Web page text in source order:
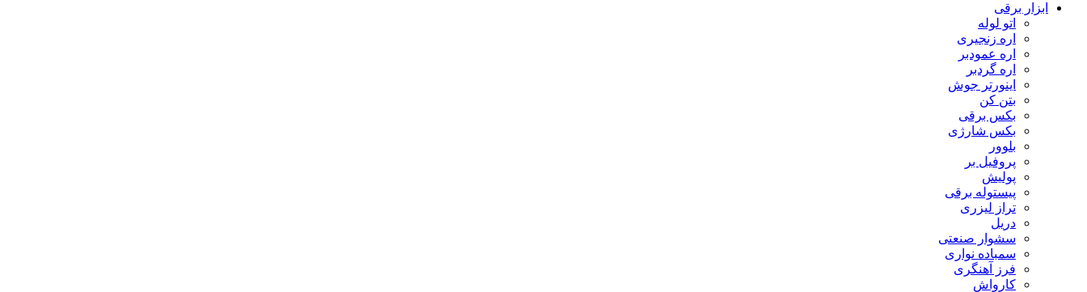
ابزار برقی
اتو لوله
اره زنجیری
اره عمودبر
اره گردبر
اینورتر جوش
بتن کن
بکس برقی
بکس شارژی
بلوور
پروفیل بر
پولیش
پیستوله برقی
تراز لیزری
دریل
سشوار صنعتی
سمباده نواری
فرز آهنگری
کارواش